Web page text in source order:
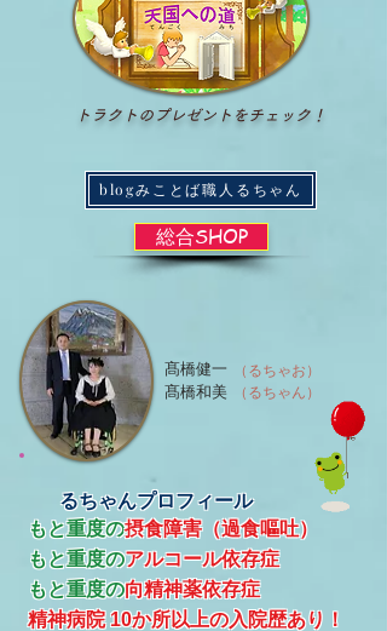
トラクトのプレゼントをチェック！
blogみことば職人るちゃん
総合SHOP
（るちゃお）
（るちゃん）
髙橋健一
髙橋和美
るちゃんプロフィール
もと重度の摂食障害（過食嘔吐）
もと重度のアルコール依存症
​もと重度の向精神薬依存症
精神病院 10か所以上の入院歴あり！